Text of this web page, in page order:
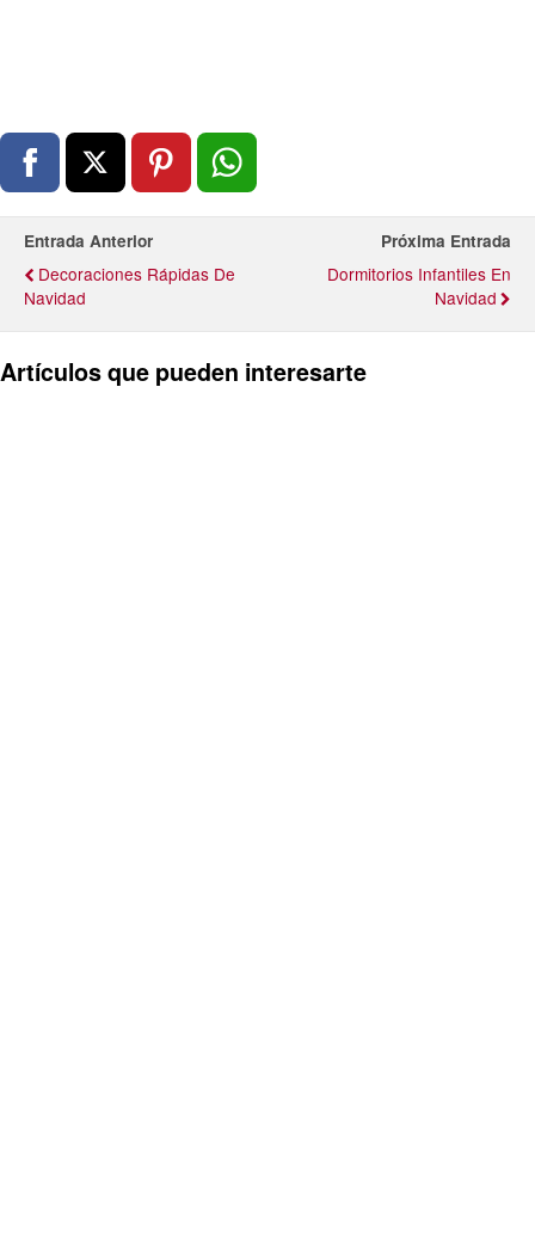
Entrada Anterior
Decoraciones Rápidas De
Navidad
Próxima Entrada
Dormitorios Infantiles En
Navidad
Artículos que pueden interesarte